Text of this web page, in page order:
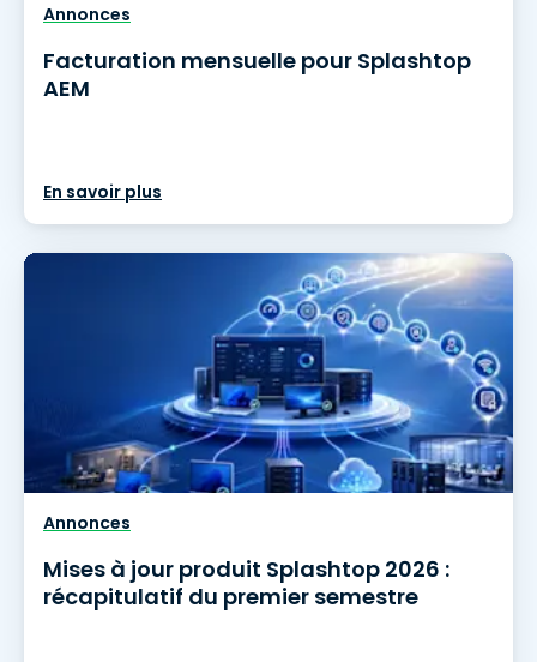
Annonces
Facturation mensuelle pour Splashtop
AEM
En savoir plus
Annonces
Mises à jour produit Splashtop 2026 :
récapitulatif du premier semestre